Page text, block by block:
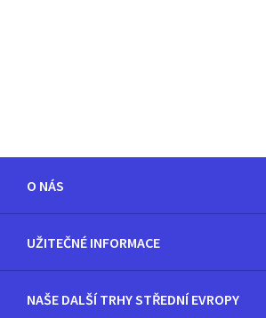
O NÁS
UŽITEČNÉ INFORMACE
NAŠE DALŠÍ TRHY STŘEDNÍ EVROPY